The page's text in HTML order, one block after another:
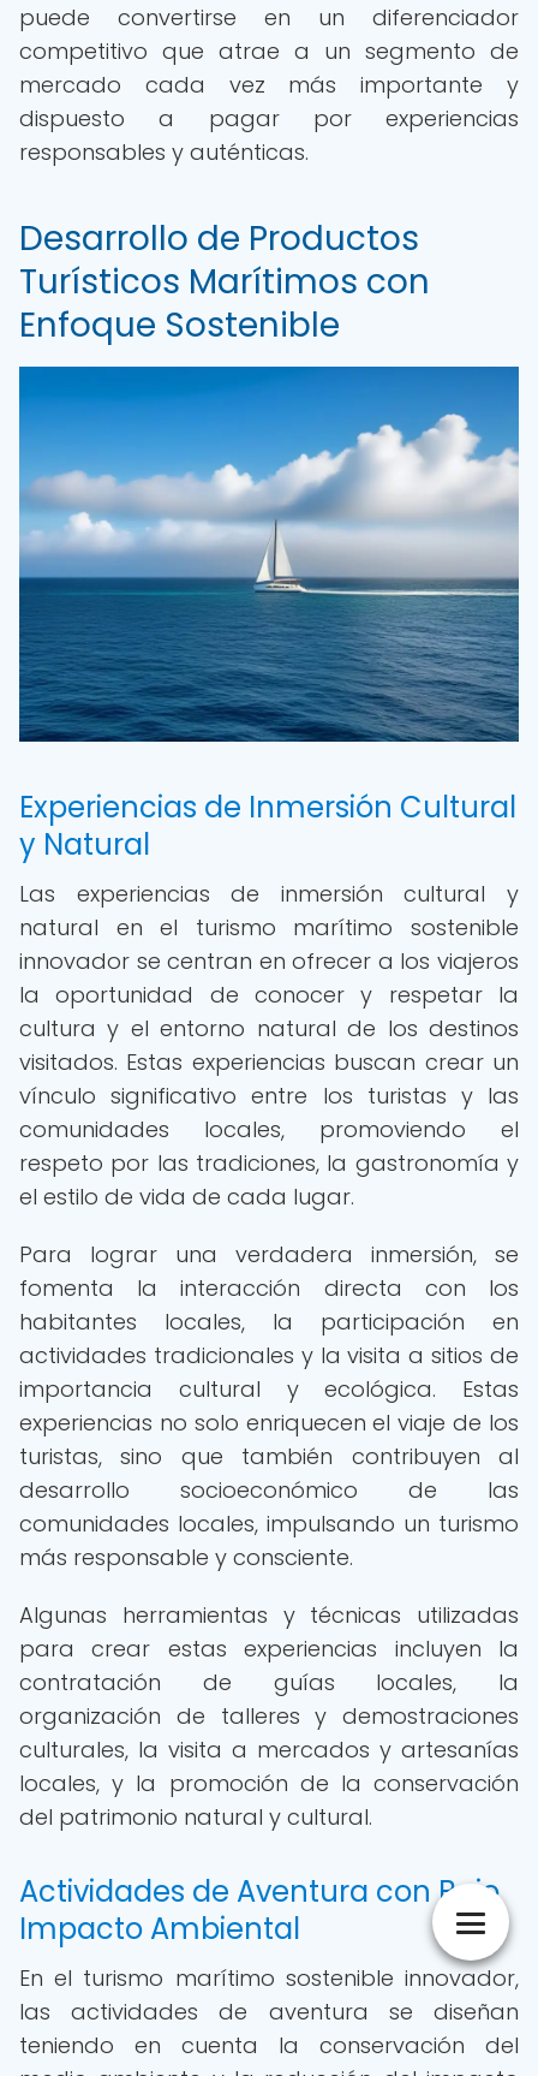
puede convertirse en un diferenciador
competitivo que atrae a un segmento de
mercado cada vez más importante y
dispuesto a pagar por experiencias
responsables y auténticas.
Desarrollo de Productos
Turísticos Marítimos con
Enfoque Sostenible
Experiencias de Inmersión Cultural
y Natural
Las experiencias de inmersión cultural y
natural en el turismo marítimo sostenible
innovador se centran en ofrecer a los viajeros
la oportunidad de conocer y respetar la
cultura y el entorno natural de los destinos
visitados. Estas experiencias buscan crear un
vínculo significativo entre los turistas y las
comunidades locales, promoviendo el
respeto por las tradiciones, la gastronomía y
el estilo de vida de cada lugar.
Para lograr una verdadera inmersión, se
fomenta la interacción directa con los
habitantes locales, la participación en
actividades tradicionales y la visita a sitios de
importancia cultural y ecológica. Estas
experiencias no solo enriquecen el viaje de los
turistas, sino que también contribuyen al
desarrollo socioeconómico de las
comunidades locales, impulsando un turismo
más responsable y consciente.
Algunas herramientas y técnicas utilizadas
para crear estas experiencias incluyen la
contratación de guías locales, la
organización de talleres y demostraciones
culturales, la visita a mercados y artesanías
locales, y la promoción de la conservación
del patrimonio natural y cultural.
Actividades de Aventura con Bajo
Impacto Ambiental
En el turismo marítimo sostenible innovador,
las actividades de aventura se diseñan
teniendo en cuenta la conservación del